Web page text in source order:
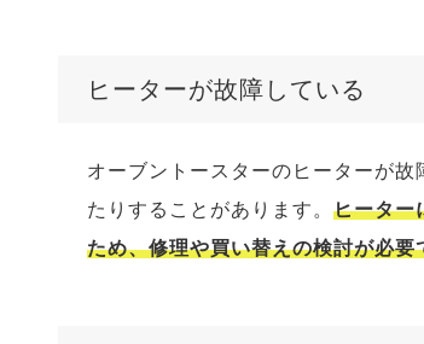
ヒーターが故障している
オーブントースターのヒーターが
たりすることがあります。 ヒーター
ため、修理や買い替えの検討が必要